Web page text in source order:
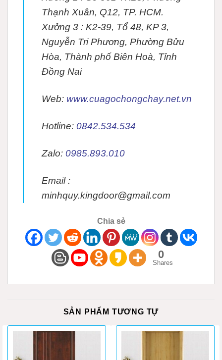
Thạnh Xuân, Q12, TP. HCM.
Xưởng 3 : K2-39, Tổ 48, KP 3,
Nguyễn Tri Phương, Phường Bửu
Hòa, Thành phố Biên Hoà, Tỉnh
Đồng Nai
Web: www.cuagochongchay.net.vn
Hotline: 0842.534.534
Zalo: 0985.893.010
Email :
minhquy.kingdoor@gmail.com
Chia sẻ
0
Shares
SẢN PHẨM TƯƠNG TỰ